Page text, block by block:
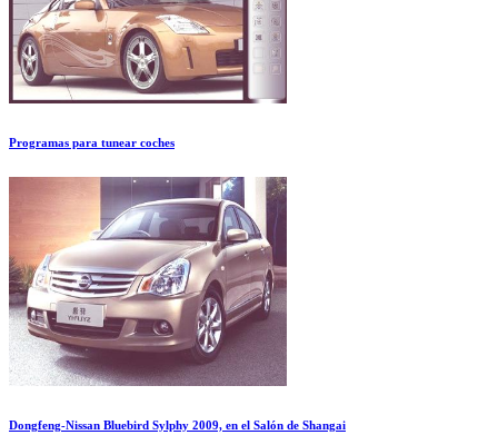
Programas para tunear coches
Dongfeng-Nissan Bluebird Sylphy 2009, en el Salón de Shangai